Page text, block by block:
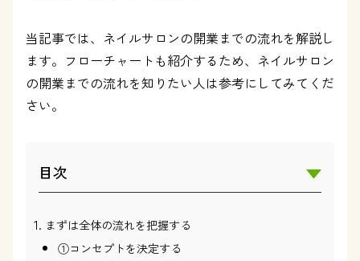
当記事では、ネイルサロンの開業までの流れを解説し
ます。フローチャートも紹介するため、ネイルサロン
の開業までの流れを知りたい人は参考にしてみてくだ
さい。
目次
まずは全体の流れを把握する
①コンセプトを決定する